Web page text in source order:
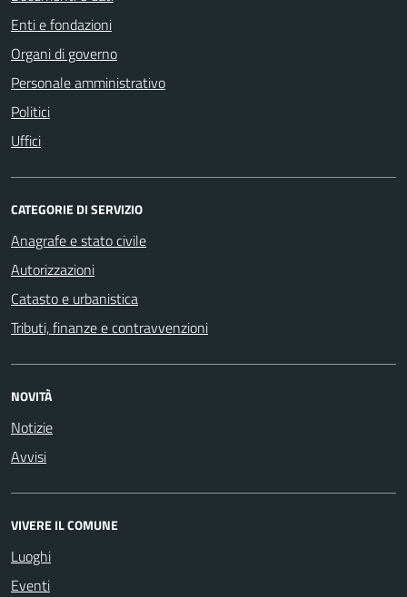
Enti e fondazioni
Organi di governo
Personale amministrativo
Politici
Uffici
CATEGORIE DI SERVIZIO
Anagrafe e stato civile
Autorizzazioni
Catasto e urbanistica
Tributi, finanze e contravvenzioni
NOVITÀ
Notizie
Avvisi
VIVERE IL COMUNE
Luoghi
Eventi